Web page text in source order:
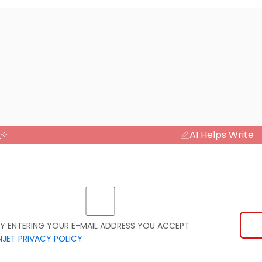
AI Helps Write
ENTERING YOUR E-MAIL ADDRESS YOU ACCEPT
PRIVACY POLICY